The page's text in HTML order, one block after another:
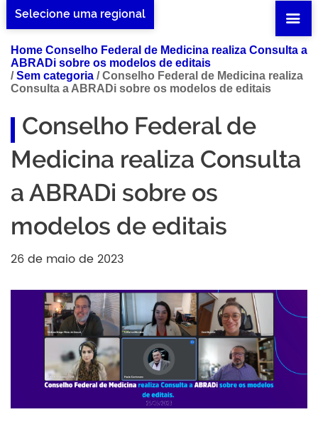
Selecione uma regional
Home Conselho Federal de Medicina realiza Consulta a
ABRADi sobre os modelos de editais
/Sem categoria /Conselho Federal de Medicina realiza
Consulta a ABRADi sobre os modelos de editais
Conselho Federal de
Medicina realiza Consulta
a ABRADi sobre os
modelos de editais
26 de maio de 2023